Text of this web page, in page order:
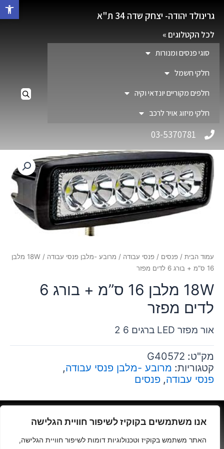
פתח
אנו משתמשים בקוקיז לשיפור חוויית הגלישה
האתר משתמש בקוקיז וטכנולוגיות דומות לשיפור חוויית הגלישה,
גרינולד יהודה- יצחק שדה 34 ת"א
לכל הקטלוגים »
סוגי פנסים ומנורות
חלקי חשמל
חלפים מקוריים יונדאי וקיה
חלקי מיזוג אויר לרכב
03-5370781
עמוד הבית / פנסים / פנסי עבודה / מרובע -מלבן פנסי עבודה
/ 18W מלבן
16 ס”מ + בורג 6 לדים מפזר
18W מלבן 16 ס”מ + בורג 6
לדים מפזר
2 ברגים 6 LED אור מפזר
מק"ט: G40572
קטגוריות: מרובע -מלבן פנסי עבודה,
פנסי עבודה, פנסים
03-5370781